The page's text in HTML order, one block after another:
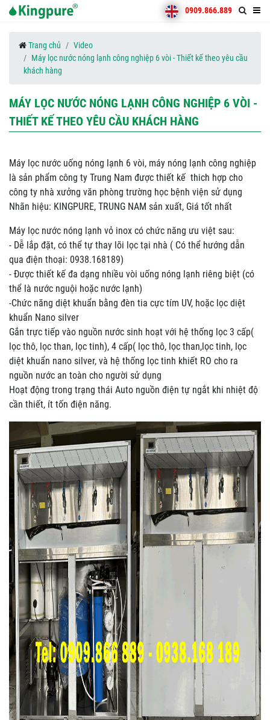
0909.866.889
Trang chủ
Video
Máy lọc nước nóng lạnh công nghiệp 6 vòi - Thiết kế theo yêu cầu
khách hàng
MÁY LỌC NƯỚC NÓNG LẠNH CÔNG NGHIỆP 6 VÒI -
THIẾT KẾ THEO YÊU CẦU KHÁCH HÀNG
Máy lọc nước uống nóng lạnh 6 vòi, máy nóng lạnh công nghiệp
là sản phẩm công ty Trung Nam được thiết kế thich hợp cho
công ty nhà xưởng văn phòng trường học bệnh viện sử dụng
Nhãn hiệu: KINGPURE, TRUNG NAM sản xuất, Giá tốt nhất
Máy lọc nước nóng lạnh vỏ inox có chức năng ưu việt sau:
- Dễ lắp đặt, có thể tự thay lõi lọc tại nhà ( Có thể hướng dẫn
qua điện thoại: 0938.168189)
- Được thiết kế đa dạng nhiều vòi uống nóng lạnh riêng biệt (có
thể là nước nguội hoặc nước lạnh)
-Chức năng diệt khuẩn bằng đèn tia cực tím UV, hoặc lọc diệt
khuẩn Nano silver
Gắn trực tiếp vào nguồn nước sinh hoạt với hệ thống lọc 3 cấp(
lọc thô, lọc than, lọc tinh), 4 cấp( lọc thô, lọc than,lọc tinh, lọc
diệt khuẩn nano silver, và hệ thống lọc tinh khiết RO cho ra
nguồn nước an toàn cho người sử dụng
Hoạt động trong trạng thái Auto nguồn điện tự ngắt khi nhiệt độ
cần thiết, ít tốn điện năng.